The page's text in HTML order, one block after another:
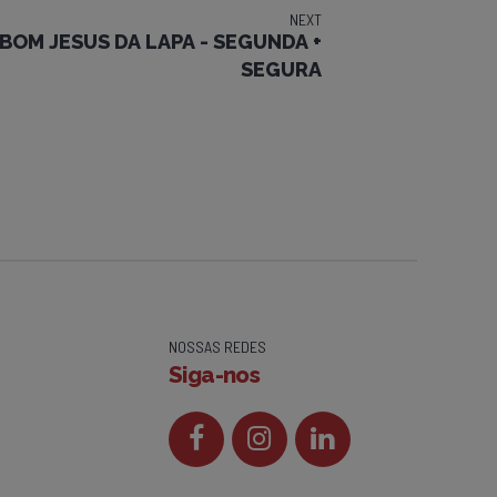
NEXT
DA LAPA - SEGUNDA +
SEGURA
NOSSAS REDES
Siga-nos